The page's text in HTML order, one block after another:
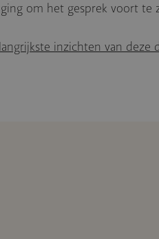
om het gesprek voort te
inzichten van deze